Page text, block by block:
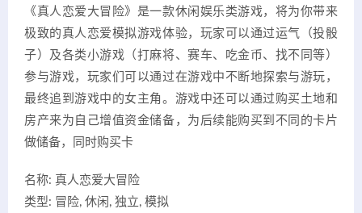
《真人恋爱大冒险》是一款休闲娱乐类游戏，将为你带来
极致的真人恋爱模拟游戏体验，玩家可以通过运气（投骰
子）及各类小游戏（打麻将、赛车、吃金币、找不同等）
参与游戏，玩家们可以通过在游戏中不断地探索与游玩，
最终追到游戏中的女主角。游戏中还可以通过购买土地和
房产来为自己增值资金储备，为后续能购买到不同的卡片
做储备，同时购买卡
名称: 真人恋爱大冒险
类型: 冒险, 休闲, 独立, 模拟